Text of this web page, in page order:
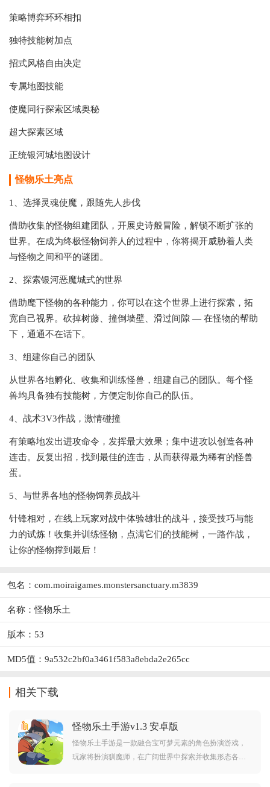
策略博弈环环相扣
独特技能树加点
招式风格自由决定
专属地图技能
使魔同行探索区域奥秘
超大探素区域
正统银河城地图设计
怪物乐土亮点
1、选择灵魂使魔，跟随先人步伐
借助收集的怪物组建团队，开展史诗般冒险，解锁不断扩张的
世界。在成为终极怪物饲养人的过程中，你将揭开威胁着人类
与怪物之间和平的谜团。
2、探索银河恶魔城式的世界
借助麾下怪物的各种能力，你可以在这个世界上进行探索，拓
宽自己视界。砍掉树藤、撞倒墙壁、滑过间隙 — 在怪物的帮助
下，通通不在话下。
3、组建你自己的团队
从世界各地孵化、收集和训练怪兽，组建自己的团队。每个怪
兽均具备独有技能树，方便定制你自己的队伍。
4、战术3V3作战，激情碰撞
有策略地发出进攻命令，发挥最大效果；集中进攻以创造各种
连击。反复出招，找到最佳的连击，从而获得最为稀有的怪兽
蛋。
5、与世界各地的怪物饲养员战斗
针锋相对，在线上玩家对战中体验雄壮的战斗，接受技巧与能
力的试炼！收集并训练怪物，点满它们的技能树，一路作战，
让你的怪物撑到最后！
包名：com.moiraigames.monstersanctuary.m3839
名称：怪物乐土
版本：53
MD5值：9a532c2bf0a3461f583a8ebda2e265cc
相关下载
怪物乐土手游v1.3 安卓版
怪物乐土手游是一款融合宝可梦元素的角色扮演游戏，
玩家将扮演驯魔师，在广阔世界中探索并收集形态各异